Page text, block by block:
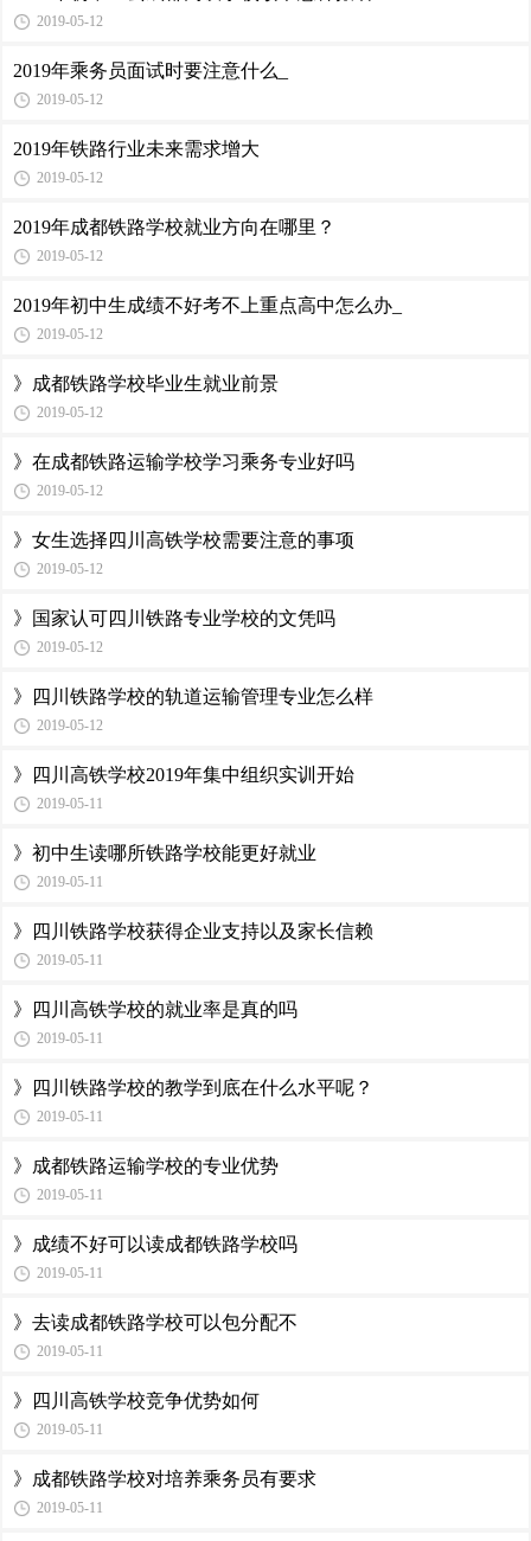
2019-05-12
2019年乘务员面试时要注意什么_
2019-05-12
2019年铁路行业未来需求增大
2019-05-12
2019年成都铁路学校就业方向在哪里？
2019-05-12
2019年初中生成绩不好考不上重点高中怎么办_
2019-05-12
》成都铁路学校毕业生就业前景
2019-05-12
》在成都铁路运输学校学习乘务专业好吗
2019-05-12
》女生选择四川高铁学校需要注意的事项
2019-05-12
》国家认可四川铁路专业学校的文凭吗
2019-05-12
》四川铁路学校的轨道运输管理专业怎么样
2019-05-12
》四川高铁学校2019年集中组织实训开始
2019-05-11
》初中生读哪所铁路学校能更好就业
2019-05-11
》四川铁路学校获得企业支持以及家长信赖
2019-05-11
》四川高铁学校的就业率是真的吗
2019-05-11
》四川铁路学校的教学到底在什么水平呢？
2019-05-11
》成都铁路运输学校的专业优势
2019-05-11
》成绩不好可以读成都铁路学校吗
2019-05-11
》去读成都铁路学校可以包分配不
2019-05-11
》四川高铁学校竞争优势如何
2019-05-11
》成都铁路学校对培养乘务员有要求
2019-05-11